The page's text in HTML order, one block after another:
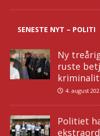
SENESTE NYT – POLITI
Ny
ruste
4. august
Politiet